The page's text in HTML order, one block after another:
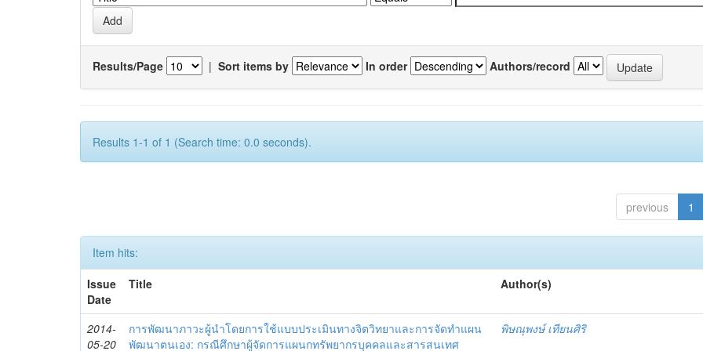
Results/Page | Sort items by In order Authors/record
Results 1-1 of 1 (Search time: 0.0 seconds).
previous 1
Item hits:
Issue
Date
Title Author(s)
2014-
05-20
การพัฒนาภาวะผู้นำโดยการใช้แบบประเมินทางจิตวิทยาและการจัดทำแผน
พัฒนาตนเอง: กรณีศึกษาผู้จัดการแผนกทรัพยากรบุคคลและสารสนเทศ
พิษณุพงษ์ เทียนศิริ